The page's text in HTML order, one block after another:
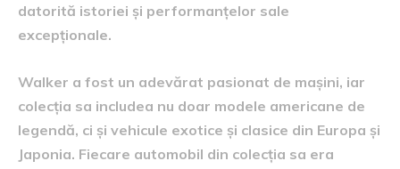
datorită istoriei și performanțelor sale
excepționale.
Walker a fost un adevărat pasionat de mașini, iar
colecția sa includea nu doar modele americane de
legendă, ci și vehicule exotice și clasice din Europa și
Japonia. Fiecare automobil din colecția sa era